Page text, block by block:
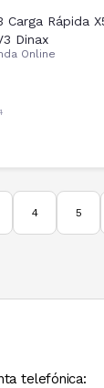
Carga Rápida
Dinax
Online
4 5
telefónica: